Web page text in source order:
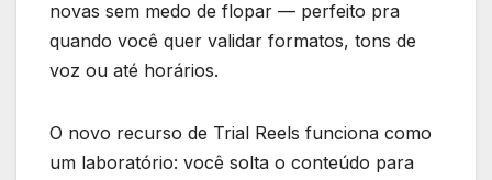
novas sem medo de flopar — perfeito pra
quando você quer validar formatos, tons de
voz ou até horários.
O novo recurso de Trial Reels funciona como
um laboratório: você solta o conteúdo para